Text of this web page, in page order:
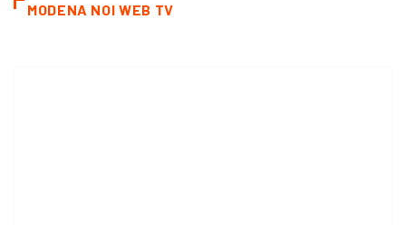
MODENA NOI WEB TV